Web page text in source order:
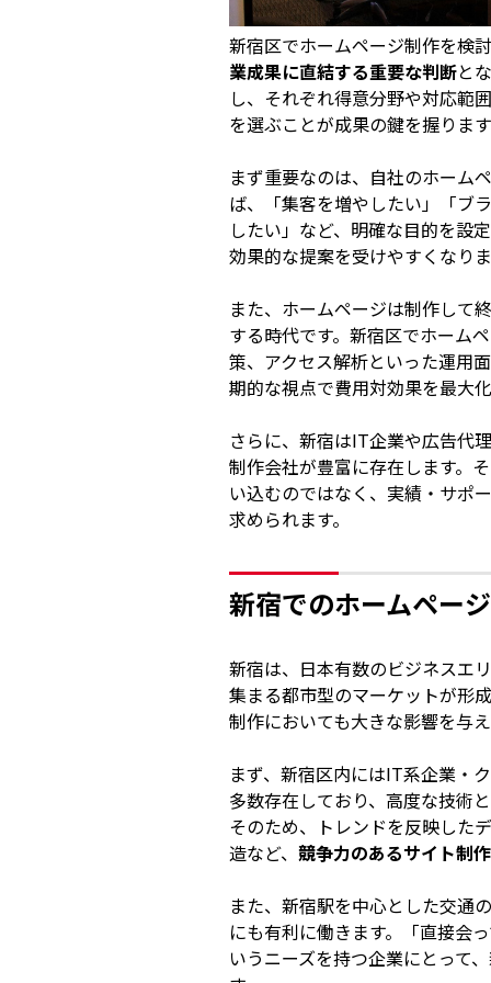
新宿区でホームページ制作を検
業成果に直結する重要な判断と
し、それぞれ得意分野や対応範
を選ぶことが成果の鍵を握りま
まず重要なのは、自社のホーム
ば、「集客を増やしたい」「ブ
したい」など、明確な目的を設
効果的な提案を受けやすくなり
また、ホームページは制作して
する時代です。新宿区でホーム
策、アクセス解析といった運用
期的な視点で費用対効果を最大
さらに、新宿はIT企業や広告代
制作会社が豊富に存在します。
い込むのではなく、実績・サポ
求められます。
新宿でのホームペー
新宿は、日本有数のビジネスエ
集まる都市型のマーケットが形
制作においても大きな影響を与
まず、新宿区内にはIT系企業・
多数存在しており、高度な技術
そのため、トレンドを反映した
造など、 競争力のあるサイト制
また、新宿駅を中心とした交通
にも有利に働きます。「直接会
いうニーズを持つ企業にとって